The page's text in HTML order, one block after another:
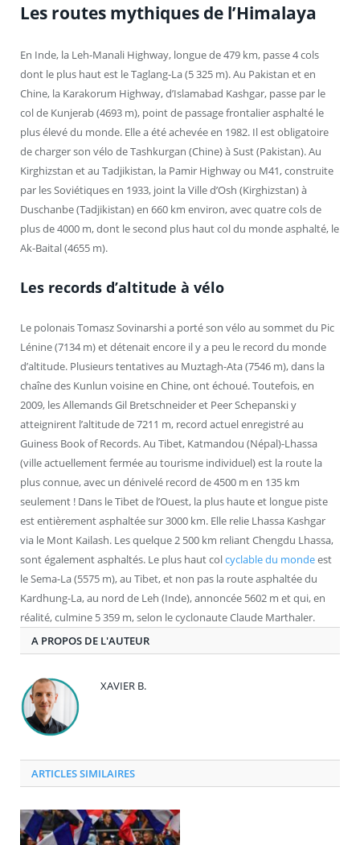
Les routes mythiques de l’Himalaya
En Inde, la Leh-Manali Highway, longue de 479 km, passe 4 cols
dont le plus haut est le Taglang-La (5 325 m). Au Pakistan et en
Chine, la Karakorum Highway, d’Islamabad Kashgar, passe par le
col de Kunjerab (4693 m), point de passage frontalier asphalté le
plus élevé du monde. Elle a été achevée en 1982. Il est obligatoire
de charger son vélo de Tashkurgan (Chine) à Sust (Pakistan). Au
Kirghizstan et au Tadjikistan, la Pamir Highway ou M41, construite
par les Soviétiques en 1933, joint la Ville d’Osh (Kirghizstan) à
Duschanbe (Tadjikistan) en 660 km environ, avec quatre cols de
plus de 4000 m, dont le second plus haut col du monde asphalté, le
Ak-Baital (4655 m).
Les records d’altitude à vélo
Le polonais Tomasz Sovinarshi a porté son vélo au sommet du Pic
Lénine (7134 m) et détenait encore il y a peu le record du monde
d’altitude. Plusieurs tentatives au Muztagh-Ata (7546 m), dans la
chaîne des Kunlun voisine en Chine, ont échoué. Toutefois, en
2009, les Allemands Gil Bretschneider et Peer Schepanski y
atteignirent l’altitude de 7211 m, record actuel enregistré au
Guiness Book of Records. Au Tibet, Katmandou (Népal)-Lhassa
(ville actuellement fermée au tourisme individuel) est la route la
plus connue, avec un dénivelé record de 4500 m en 135 km
seulement ! Dans le Tibet de l’Ouest, la plus haute et longue piste
est entièrement asphaltée sur 3000 km. Elle relie Lhassa Kashgar
via le Mont Kailash. Les quelque 2 500 km reliant Chengdu Lhassa,
sont également asphaltés. Le plus haut colcyclable du mondeest
le Sema-La (5575 m), au Tibet, et non pas la route asphaltée du
Kardhung-La, au nord de Leh (Inde), annoncée 5602 m et qui, en
réalité, culmine 5 359 m, selon le cyclonaute Claude Marthaler.
A PROPOS DE L'AUTEUR
XAVIER B.
ARTICLES SIMILAIRES